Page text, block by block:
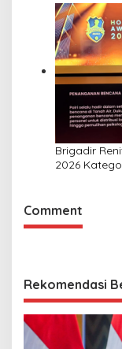
Brigadir
2026
Comment
Rekomendasi